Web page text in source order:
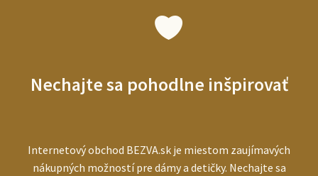
ľudí
Nechajte sa pohodlne inšpirovať
Internetový obchod BEZVA.sk je miestom zaujímavých
nákupných možností pre dámy a detičky. Nechajte sa